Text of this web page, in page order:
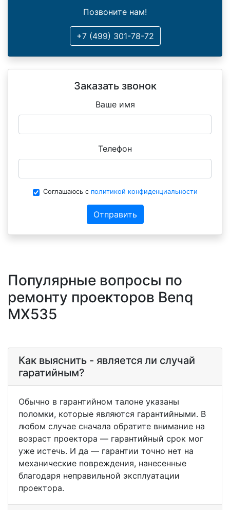
Позвоните нам!
+7 (499) 301-78-72
Заказать звонок
Ваше имя
Телефон
Соглашаюсь с политикой конфиденциальности
Отправить
Популярные вопросы по
ремонту проекторов Benq
MX535
Как выяснить - является ли случай
гаратийным?
Обычно в гарантийном талоне указаны
поломки, которые являются гарантийными. В
любом случае сначала обратите внимание на
возраст проектора — гарантийный срок мог
уже истечь. И да — гарантии точно нет на
механические повреждения, нанесенные
благодаря неправильной эксплуатации
проектора.